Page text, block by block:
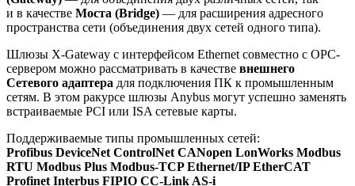
и в качестве Моста (Bridge) — для расширения адресного
пространства сети (объединения двух сетей одного типа).
Шлюзы X-Gateway с интерфейсом Ethernet совместно с ОРС-
сервером можно рассматривать в качестве внешнего
Cетевого адаптера для подключения ПК к промышленным
сетям. В этом ракурсе шлюзы Anybus могут успешно заменять
встраиваемые PCI или ISA сетевые карты.
Поддерживаемые типы промышленных сетей:
Profibus DeviceNet ControlNet CANopen LonWorks Modbus
RTU Modbus Plus Modbus-TCP Ethernet/IP EtherCAT
Profinet Interbus FIPIO CC-Link AS-i